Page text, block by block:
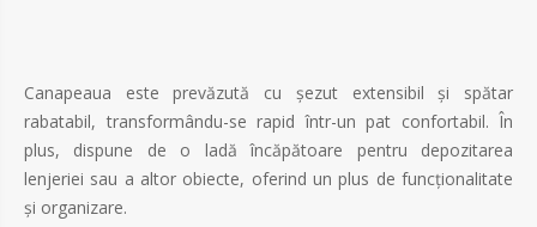
Canapeaua este prevăzută cu șezut extensibil și spătar
rabatabil, transformându-se rapid într-un pat confortabil. În
plus, dispune de o ladă încăpătoare pentru depozitarea
lenjeriei sau a altor obiecte, oferind un plus de funcționalitate
și organizare.